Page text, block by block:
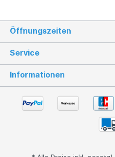
Öffnungszeiten
Service
Informationen